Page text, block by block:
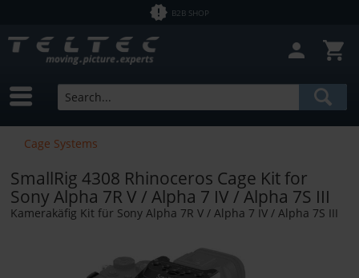
B2B SHOP
Cage Systems
SmallRig 4308 Rhinoceros Cage Kit for
Sony Alpha 7R V / Alpha 7 IV / Alpha 7S III
Kamerakäfig Kit für Sony Alpha 7R V / Alpha 7 IV / Alpha 7S III